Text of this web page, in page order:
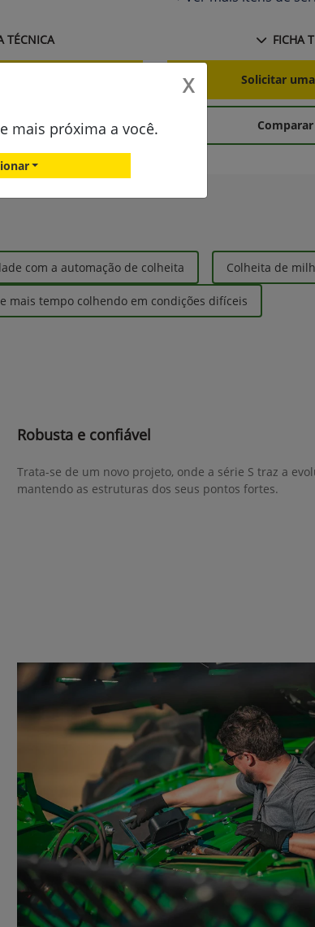
TÉCNICA
versão
FICHA
Solicitar
com a automação de colheita Colheita de
mais tempo colhendo em condições difíceis
Robusta e confiável
Trata-se de um novo projeto, onde a série S traz a
mantendo as estruturas dos seus pontos fortes.
X
mais próxima a você.